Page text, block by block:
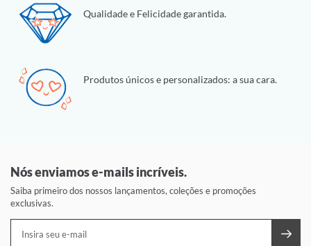
Qualidade e Felicidade garantida.
Produtos únicos e personalizados: a sua cara.
Nós enviamos e-mails incríveis.
Saiba primeiro dos nossos lançamentos, coleções e promoções
exclusivas.